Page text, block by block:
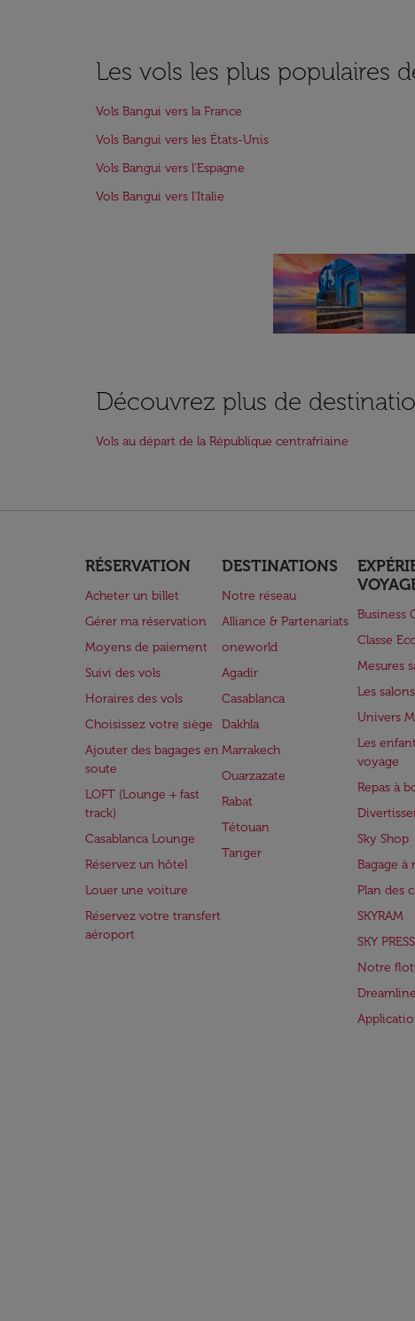
Les vols les plus populaires
Vols Bangui vers la France
Vols Bangui vers les États-Unis
Vols Bangui vers l'Espagne
Vols Bangui vers l'Italie
Découvrez plus de
Vols au départ de la République centrafriaine
RÉSERVATION
Acheter un billet
Gérer ma réservation
Moyens de paiement
Suivi des vols
Horaires des vols
Choisissez votre siège
Ajouter des bagages en
soute
LOFT (Lounge + fast
track)
Casablanca Lounge
Réservez un hôtel
Louer une voiture
Réservez votre transfert
aéroport
DESTINATIONS
Notre réseau
Alliance & Partenariats
oneworld
Agadir
Casablanca
Dakhla
Marrakech
Ouarzazate
Rabat
Tétouan
Tanger
Business
Classe
Mesures
Les salons
Univers
Les
voyage
Repas à
Sky Shop
Bagage à
Plan des
SKYRAM
SKY PRESS
Notre